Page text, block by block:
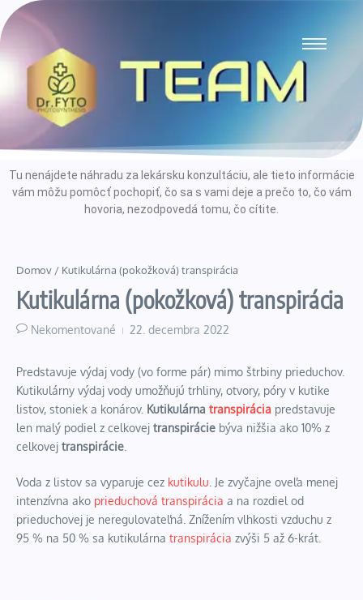
Tu nenájdete náhradu za lekársku konzultáciu, ale tieto informácie
vám môžu pomôcť pochopiť, čo sa s vami deje a prečo to, čo vám
hovoria, nezodpovedá tomu, čo cítite.
Domov / Kutikulárna (pokožková) transpirácia
Kutikulárna (pokožková) transpirácia
Nekomentované 22. decembra 2022
Predstavuje výdaj vody (vo forme pár) mimo štrbiny prieduchov.
Kutikulárny výdaj vody umožňujú trhliny, otvory, póry v kutike
listov, stoniek a konárov. Kutikulárna transpirácia predstavuje
len malý podiel z celkovej transpirácie býva nižšia ako 10% z
celkovej transpirácie
Voda z listov sa vyparuje cez kutikulu . Je zvyčajne oveľa menej
intenzívna ako prieduchová transpirácia a na rozdiel od
prieduchovej je neregulovateľná. Znížením vlhkosti vzduchu z
95 % na 50 % sa kutikulárna transpirácia zvýši 5 až 6-krát.